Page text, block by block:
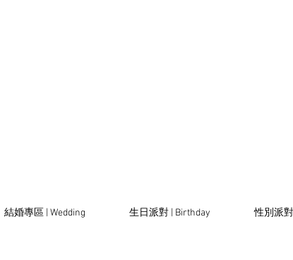
結婚專區 | Wedding 生日派對 | Birthday 性別派